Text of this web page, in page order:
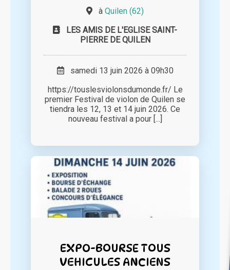
à Quilen (62)
LES AMIS DE L'EGLISE SAINT-
PIERRE DE QUILEN
samedi 13 juin 2026 à 09h30
https://touslesviolonsdumonde.fr/ Le
premier Festival de violon de Quilen se
tiendra les 12, 13 et 14 juin 2026. Ce
nouveau festival a pour [...]
EXPO-BOURSE TOUS
VEHICULES ANCIENS